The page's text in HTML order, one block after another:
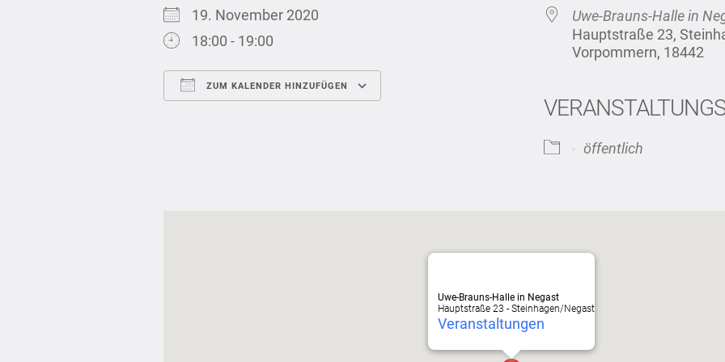
19. November 2020
18:00 - 19:00
ZUM KALENDER HINZUFÜGEN
iCalendar
Uwe-Brauns-Halle in
Hauptstraße 23,
Vorpommern, 18442
öffentlich
Uwe-Brauns-Halle in Negast
Hauptstraße 23 - Steinhagen/Negast
Veranstaltungen